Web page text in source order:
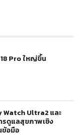
Pro ใหญ่ขึ้น
Watch Ultra2 และ
ดูแลสุขภาพเชิง
ข้อมือ